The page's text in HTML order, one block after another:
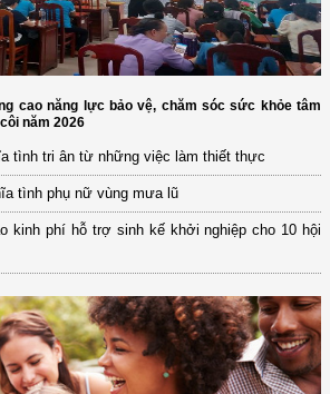
cao năng lực bảo vệ, chăm sóc sức khỏe tâm
năm 2026
tình tri ân từ những việc làm thiết thực
tình phụ nữ vùng mưa lũ
kinh phí hỗ trợ sinh kế khởi nghiệp cho 10 hội